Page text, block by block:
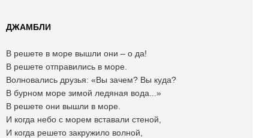
ДЖАМБЛИ
В решете в море вышли они – о да!
В решете отправились в море.
Волновались друзья: «Вы зачем? Вы куда?
В бурном море зимой ледяная вода...»
В решете они вышли в море.
И когда небо с морем вставали стеной,
И когда решето закружило волной,